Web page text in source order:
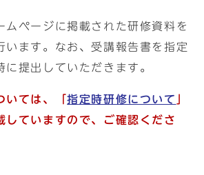
ムページに掲載された研修資料を
います。なお、受講報告書を指定
に提出していただきます。
いては、「指定時研修について
していますので、ご確認くださ